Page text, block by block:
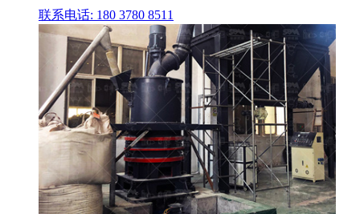
联系电话: 180 3780 8511